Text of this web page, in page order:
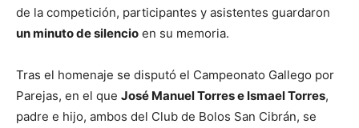
de la competición, participantes y asistentes guardaron
un minuto de silencio en su memoria.
Tras el homenaje se disputó el Campeonato Gallego por
Parejas, en el que José Manuel Torres e Ismael Torres,
padre e hijo, ambos del Club de Bolos San Cibrán, se